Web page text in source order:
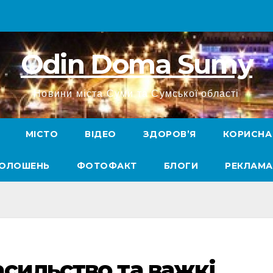
Odin Doma Sumy
Новини міста Суми та Сумської області
МІСТО ВІДЕО ЗДОРОВ’Я КОРИСНА
ФОТОФАКТ БЛОГИ РЕКЛАМА